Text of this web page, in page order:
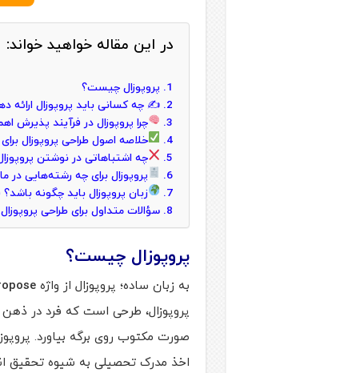
در این مقاله خواهید خواند:
پروپوزال چیست؟
✍️ چه کسانی باید پروپوزال ارائه
چرا پروپوزال در فرآیند پذیرش
خلاصه اصول طراحی پروپوزال
چه اشتباهاتی در نوشتن
پروپوزال برای چه رشته‌هایی
زبان پروپوزال باید چگونه
سؤالات متداول برای طراحی
پروپوزال چیست؟
به زبان ساده؛ پروپوزال از واژه
پروپوزال، طرحی است که فرد در ذهن
صورت مکتوب روی برگه بیاورد.
اخذ مدرک تحصیلی به شیوه تحقیق